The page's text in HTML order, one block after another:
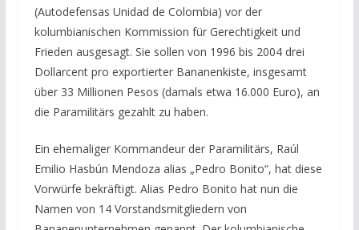
(Autodefensas Unidad de Colombia) vor der
kolumbianischen Kommission für Gerechtigkeit und
Frieden ausgesagt. Sie sollen von 1996 bis 2004 drei
Dollarcent pro exportierter Bananenkiste, insgesamt
über 33 Millionen Pesos (damals etwa 16.000 Euro), an
die Paramilitärs gezahlt zu haben.
Ein ehemaliger Kommandeur der Paramilitärs, Raúl
Emilio Hasbún Mendoza alias „Pedro Bonito“, hat diese
Vorwürfe bekräftigt. Alias Pedro Bonito hat nun die
Namen von 14 Vorstandsmitgliedern von